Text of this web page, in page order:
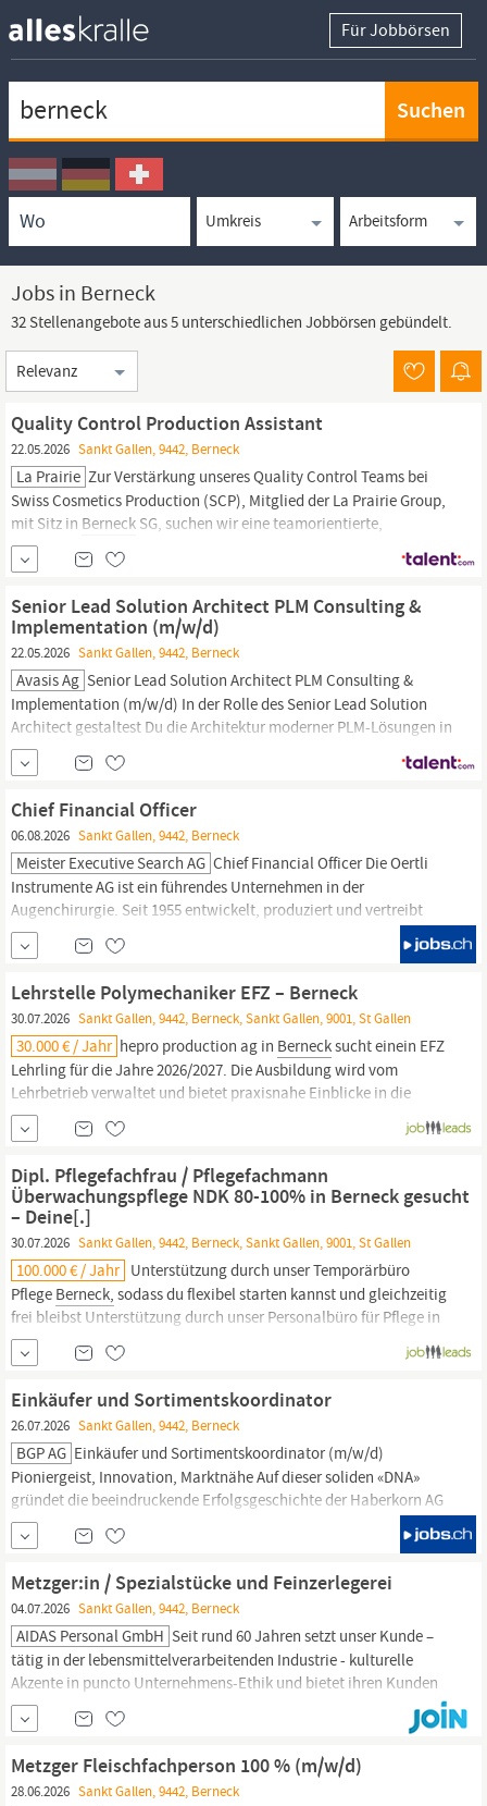
Für Jobbörsen
Ortssuche
Umkreissuche
Arbeitsform
Jobs in Berneck
32 Stellenangebote aus 5 unterschiedlichen Jobbörsen gebündelt.
Sortierung
Quality Control Production Assistant
22.05.2026 Sankt Gallen, 9442, Berneck
La Prairie Zur Verstärkung unseres Quality Control Teams bei
Swiss Cosmetics Production (SCP), Mitglied der La Prairie Group,
mit Sitz in Berneck SG, suchen wir eine teamorientierte,
zuverlässige Persönlichkeit als Quality Control Production
Assistant. In dieser abwechslungsreichen Funktion unterstützt du
Senior Lead Solution Architect PLM Consulting &
Implementation (m/w/d)
22.05.2026 Sankt Gallen, 9442, Berneck
Avasis Ag Senior Lead Solution Architect PLM Consulting &
Implementation (m/w/d) In der Rolle des Senior Lead Solution
Architect gestaltest Du die Architektur moderner PLM-Lösungen in
der DACH-Region. Diese Aufgaben erwarten Dich Übernahme der
architektonischen Gesamtverantwortung in komplexen PLM-
skalierbare Lösungs- und...
Chief Financial Officer
06.08.2026 Sankt Gallen, 9442, Berneck
Meister Executive Search AG Chief Financial Officer Die Oertli
Instrumente AG ist ein führendes Unternehmen in der
Augenchirurgie. Seit 1955 entwickelt, produziert und vertreibt
Oertli hochpräzise Operationsgeräte, Instrumente und
Verbrauchsmaterialien für ophthalmologische Eingriffe. Als
Rheintal verbindet Oertli Präzision mit...
Lehrstelle Polymechaniker EFZ – Berneck
30.07.2026 Sankt Gallen, 9442, Berneck, Sankt Gallen, 9001, St Gallen
30.000 € / Jahr hepro production ag in Bernecksucht einein EFZ
Lehrling für die Jahre 2026/2027. Die Ausbildung wird vom
Lehrbetrieb verwaltet und bietet praxisnahe Einblicke in die
Fertigungstechnik. Du lernst im Team, erhältst Anleitung durch
erfahrene Lehrlingsbetreuerinnen und -betreuer und sammelst
Projekterfahrung in modernen Produktionsprozessen. Brutto-
Lohn
Dipl. Pflegefachfrau / Pflegefachmann
Überwachungspflege NDK 80-100% in Berneck gesucht
– Deine[.]
30.07.2026 Sankt Gallen, 9442, Berneck, Sankt Gallen, 9001, St Gallen
100.000 € / Jahr Unterstützung durch unser Temporärbüro
Pflege Berneck, sodass du flexibel starten kannst und gleichzeitig
frei bleibst Unterstützung durch unser Personalbüro für Pflege in
Berneck,
sodass du begleitet wirst und dich sicher fühlst
Weiterbildungsmöglichkeiten, sodass du dich entwickeln kannst
Einkäufer und Sortimentskoordinator
26.07.2026 Sankt Gallen, 9442, Berneck
BGP AG Einkäufer und Sortimentskoordinator (m/w/d)
Pioniergeist, Innovation, Marktnähe Auf dieser soliden «DNA»
gründet die beeindruckende Erfolgsgeschichte der Haberkorn AG
mit Sitz in
Berneck.
Seit über 50 Jahren ist das Unternehmen erste
Ansprechpartnerin für Unternehmen in den Bereichen
Arbeitsschutz, Schläuche, Armaturen und technische Sortimente.
Metzger:in / Spezialstücke und Feinzerlegerei
04.07.2026 Sankt Gallen, 9442, Berneck
AIDAS Personal GmbH Seit rund 60 Jahren setzt unser Kunde –
tätig in der lebensmittelverarbeitenden Industrie - kulturelle
Akzente in puncto Unternehmens-Ethik und bietet ihren Kunden
vom exquisiten Rohstoff aus der Region bis zum versandfertigen
Endprodukt einen hohen Qualitäts-Standard. Für dieses
renommierte Traditionsunternehmen im Chancental Rheintal,
suchen wir neue, talentierte ...
Metzger Fleischfachperson 100 % (m/w/d)
28.06.2026 Sankt Gallen, 9442, Berneck